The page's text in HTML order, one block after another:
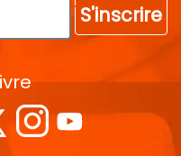
S'inscrire